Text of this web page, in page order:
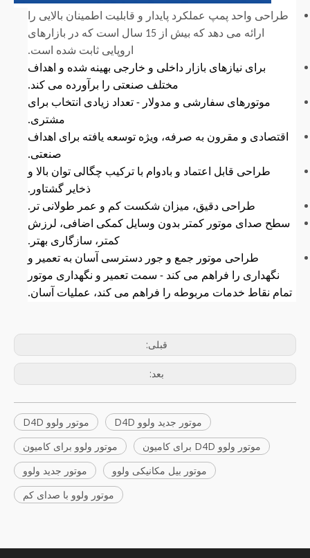
طراحی واحد پمپ عملکرد پایدار و قابلیت اطمینان بالایی را
ارائه می دهد که بیش از 15 سال است که در بازارهای
اروپایی ثابت شده است.
برای نیازهای بازار داخلی و خارجی بهینه شده و اهداف
مختلف صنعتی را برآورده می کند.
موتورهای سفارشی و مدولار - تعداد زیادی انتخاب برای
مشتری.
اقتصادی و مقرون به صرفه، ویژه توسعه یافته برای اهداف
صنعتی.
طراحی قابل اعتماد و بادوام با ترکیب چگالی توان بالا و
ذخایر گشتاور.
طراحی دقیق، میزان شکست کم و عمر طولانی تر.
سطح صدای موتور کمتر بدون وسایل کمکی اضافی، لرزش
کمتر، سازگاری بهتر.
طراحی موتور جمع و جور دسترسی آسان به تعمیر و
نگهداری را فراهم می کند - سمت تعمیر و نگهداری موتور
تمام نقاط خدمات مربوطه را فراهم می کند، عملیات آسان.
قبلی:
بعد:
موتور ولوو D4D
موتور جدید ولوو D4D
موتور ولوو برای کامیون
موتور ولوو D4D برای کامیون
موتور جدید ولوو
موتور بیل مکانیکی ولوو
موتور ولوو با صدای کم